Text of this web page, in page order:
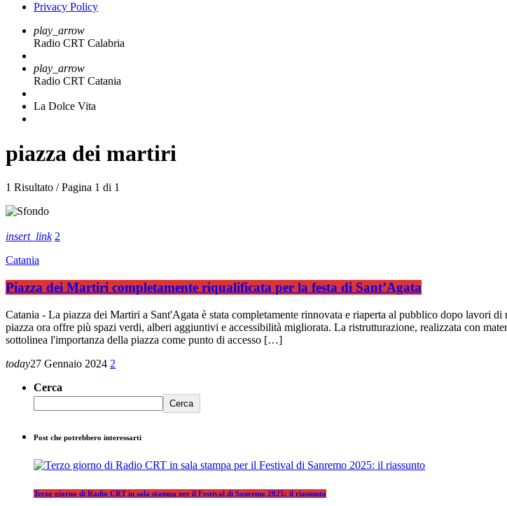
Privacy Policy
play_arrow
Radio CRT Calabria
play_arrow
Radio CRT Catania
La Dolce Vita
piazza dei martiri
1 Risultato / Pagina 1 di 1
insert_link 2
Catania
Piazza dei Martiri completamente riqualificata per la festa di Sant’Agata
Catania - La piazza dei Martiri a Sant'Agata è stata completamente rinnovata e riaperta al pubblico dopo lavori
piazza ora offre più spazi verdi, alberi aggiuntivi e accessibilità migliorata. La ristrutturazione, realizzata con
sottolinea l'importanza della piazza come punto di accesso […]
today27 Gennaio 2024 2
Cerca
Cerca
Post che potrebbero interessarti
Terzo giorno di Radio CRT in sala stampa per il Festival di Sanremo 2025: il riassunto